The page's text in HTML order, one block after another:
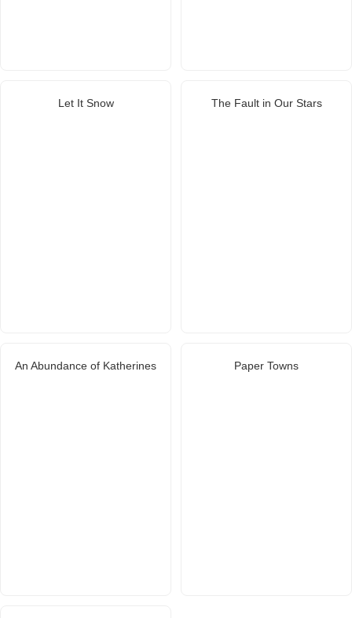
Let It Snow The Fault in Our Stars
An Abundance of Katherines Paper Towns